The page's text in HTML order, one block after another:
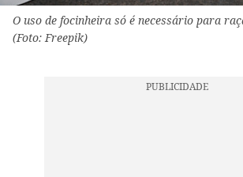
O uso de focinheira só é necessário para
(Foto: Freepik)